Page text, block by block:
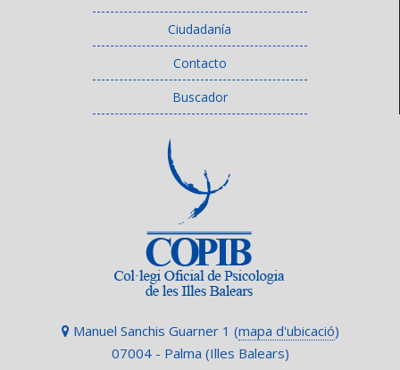
Ciudadanía
Contacto
Buscador
Manuel Sanchis Guarner 1 (mapa d'ubicació)
07004 - Palma (Illes Balears)